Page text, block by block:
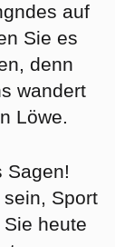
auf
Sie es
denn
wandert
Löwe.
Sagen!
Sport
Sie heute